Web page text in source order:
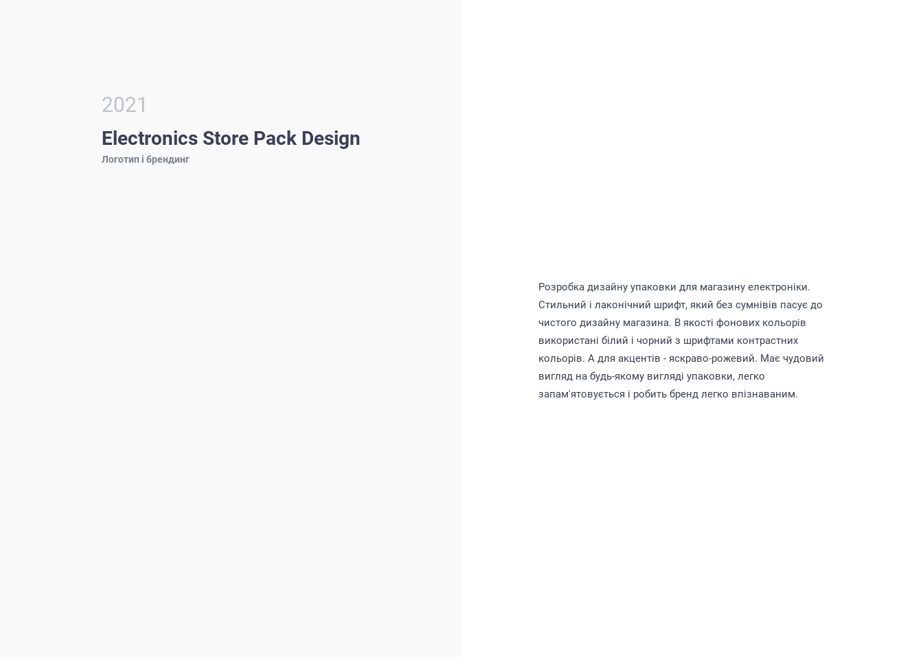
2021
Electronics Store Pack Design
Логотип і брендинг
Розробка дизайну упаковки для магазину електроніки.
Стильний і лаконічний шрифт, який без сумнівів пасує до
чистого дизайну магазина. В якості фонових кольорів
використані білий і чорний з шрифтами контрастних
кольорів. А для акцентів - яскраво-рожевий. Має чудовий
вигляд на будь-якому вигляді упаковки, легко
запам'ятовується і робить бренд легко впізнаваним.